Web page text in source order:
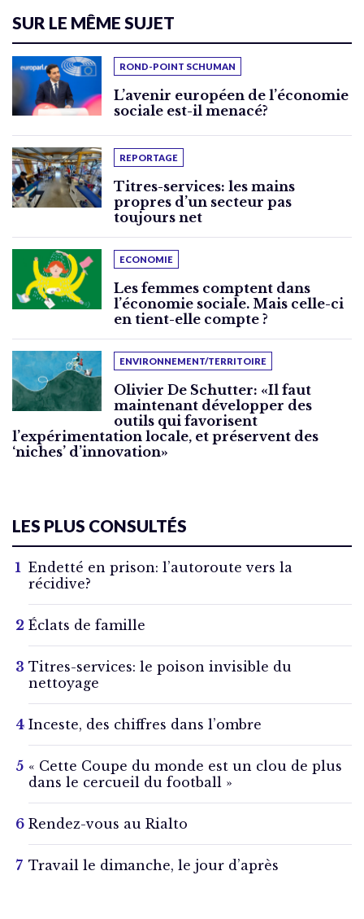
SUR LE MÊME SUJET
ROND-POINT SCHUMAN
L’avenir européen de l’économie
sociale est-il menacé?
REPORTAGE
Titres-services: les mains
propres d’un secteur pas
toujours net
ECONOMIE
Les femmes comptent dans
l’économie sociale. Mais celle-ci
en tient-elle compte ?
ENVIRONNEMENT/TERRITOIRE
Olivier De Schutter: «Il faut
maintenant développer des
outils qui favorisent
l’expérimentation locale, et préservent des
‘niches’ d’innovation»
LES PLUS CONSULTÉS
Endetté en prison: l’autoroute vers la
récidive?
Éclats de famille
Titres-services: le poison invisible du
nettoyage
Inceste, des chiffres dans l’ombre
« Cette Coupe du monde est un clou de plus
dans le cercueil du football »
Rendez-vous au Rialto
Travail le dimanche, le jour d’après